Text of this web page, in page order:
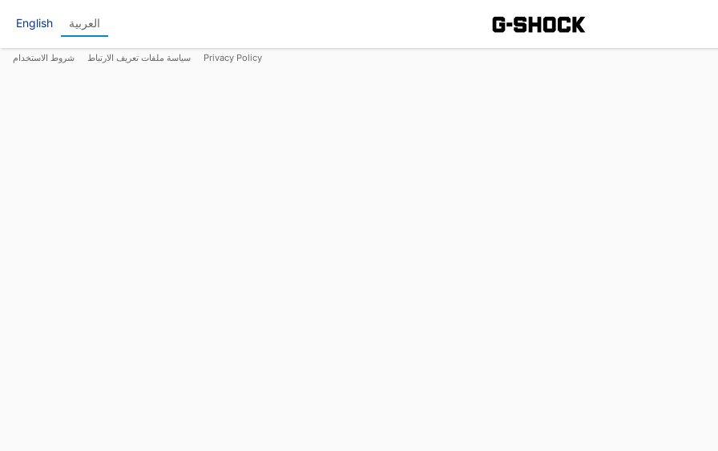
العربية English
Privacy Policy سياسة ملفات تعريف الارتباط شروط الاستخدام